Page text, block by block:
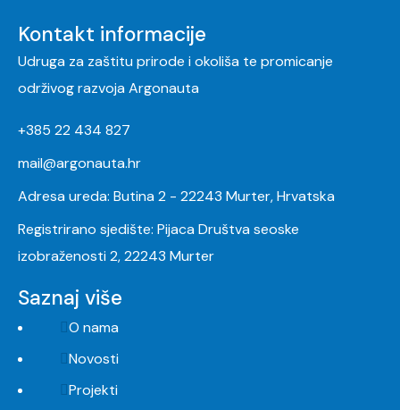
Kontakt informacije
Udruga za zaštitu prirode i okoliša te promicanje
održivog razvoja Argonauta
+385 22 434 827
mail@argonauta.hr
Adresa ureda: Butina 2 - 22243 Murter, Hrvatska
Registrirano sjedište: Pijaca Društva seoske
izobraženosti 2, 22243 Murter
Saznaj više
O nama
Novosti
Projekti